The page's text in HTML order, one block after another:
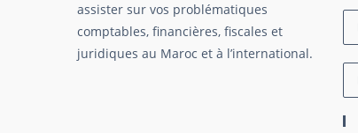
assister sur vos problématiques
comptables, financières, fiscales et
juridiques au Maroc et à l’international.